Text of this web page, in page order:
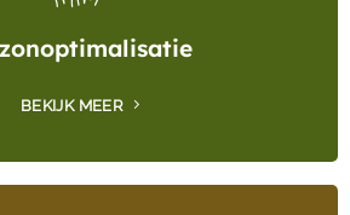
BEKIJK MEER